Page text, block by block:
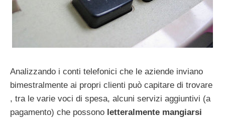
Analizzando i conti telefonici che le aziende inviano
bimestralmente ai propri clienti può capitare di trovare
, tra le varie voci di spesa, alcuni servizi aggiuntivi (a
pagamento) che possono letteralmente mangiarsi